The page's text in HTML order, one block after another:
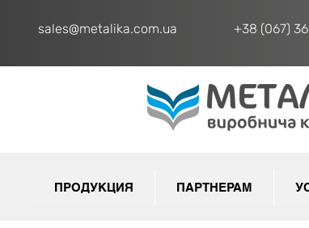
sales@metalika.com.ua +38 (067)
ПРОДУКЦИЯ ПАРТНЕРАМ